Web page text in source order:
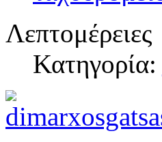
Λεπτομέρειες
Κατηγορία: